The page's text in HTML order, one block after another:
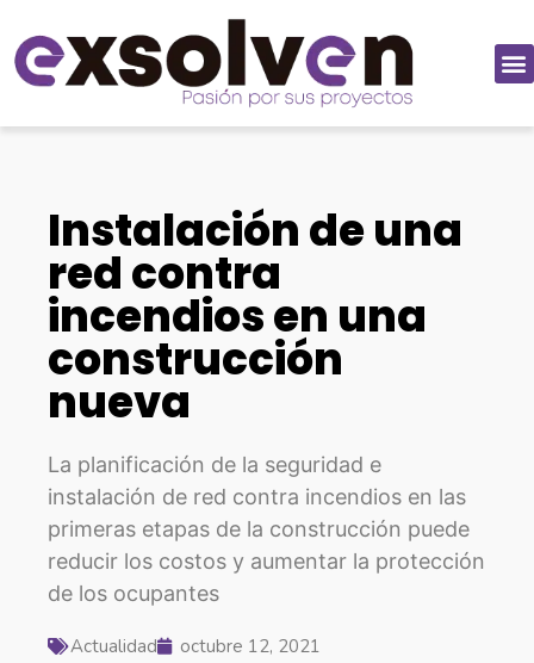
Instalación de una
red contra
incendios en una
construcción
nueva
La planificación de la seguridad e
instalación de red contra incendios en las
primeras etapas de la construcción puede
reducir los costos y aumentar la protección
de los ocupantes
Actualidad octubre 12, 2021